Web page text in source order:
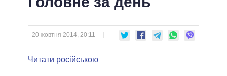
ОГЛЯДИ
ДАЙДЖЕСТИ
ПРЕЗИДЕНТ І ОФІС
ВЕРХОВНА РАДА
КАБІНЕТ МІНІСТРІВПІДТРИМАТИ
ПОРІВНЯННЯ ПОЛІТИКІВ
20 жовтня 2014, 20:11
Читати російською